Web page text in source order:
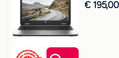
€ 195,00